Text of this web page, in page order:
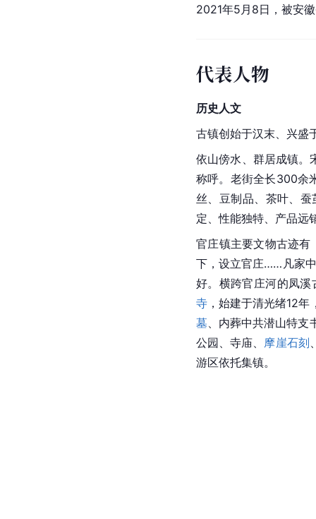
2021年5月8日，被安
代表人物
历史人文
古镇创始于汉末、兴盛
依山傍水、群居成镇。
称呼。老街全长300余
丝、豆制品、茶叶、蚕
定、性能独特、产品远
官庄镇主要文物古迹有
下，设立官庄……凡家
好。横跨官庄河的凤
寺 ，始建于清光绪12
墓、内葬中共潜山特支
公园、寺庙、 摩崖石刻
游区依托集镇。